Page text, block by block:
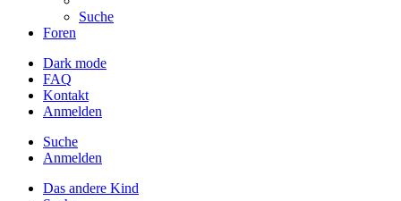
Suche
Foren
Dark mode
FAQ
Kontakt
Anmelden
Suche
Anmelden
Das andere Kind